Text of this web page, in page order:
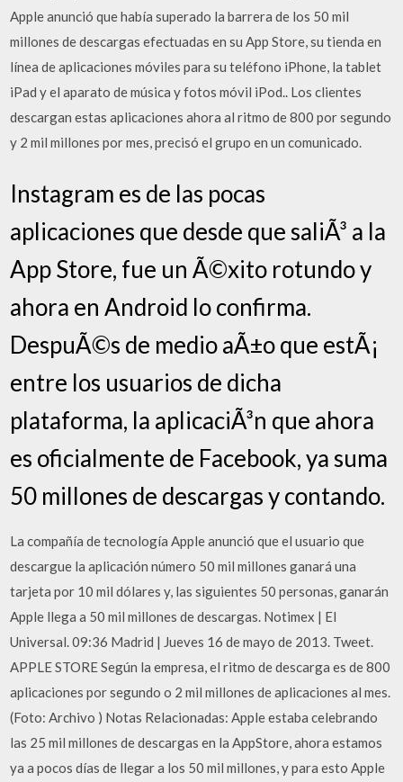
Apple anunció que había superado la barrera de los 50 mil
millones de descargas efectuadas en su App Store, su tienda en
línea de aplicaciones móviles para su teléfono iPhone, la tablet
iPad y el aparato de música y fotos móvil iPod.. Los clientes
descargan estas aplicaciones ahora al ritmo de 800 por segundo
y 2 mil millones por mes, precisó el grupo en un comunicado.
Instagram es de las pocas
aplicaciones que desde que saliÃ³ a la
App Store, fue un Ã©xito rotundo y
ahora en Android lo confirma.
DespuÃ©s de medio aÃ±o que estÃ¡
entre los usuarios de dicha
plataforma, la aplicaciÃ³n que ahora
es oficialmente de Facebook, ya suma
50 millones de descargas y contando.
La compañía de tecnología Apple anunció que el usuario que
descargue la aplicación número 50 mil millones ganará una
tarjeta por 10 mil dólares y, las siguientes 50 personas, ganarán
Apple llega a 50 mil millones de descargas. Notimex | El
Universal. 09:36 Madrid | Jueves 16 de mayo de 2013. Tweet.
APPLE STORE Según la empresa, el ritmo de descarga es de 800
aplicaciones por segundo o 2 mil millones de aplicaciones al mes.
(Foto: Archivo ) Notas Relacionadas: Apple estaba celebrando
las 25 mil millones de descargas en la AppStore, ahora estamos
ya a pocos días de llegar a los 50 mil millones, y para esto Apple